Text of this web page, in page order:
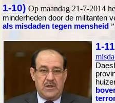
1-10) Op maandag 21-7-2014
minderheden door de militanten
als misdaden tegen mensheid ”
1-